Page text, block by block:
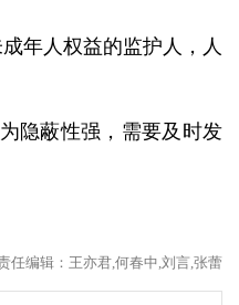
年人权益的监护人，人
隐蔽性强，需要及时发
任编辑：王亦君,何春中,刘言,张蕾